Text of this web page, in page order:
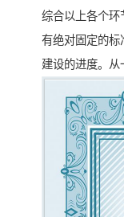
综合以上各个环
有绝对固定的标
建设的进度。从